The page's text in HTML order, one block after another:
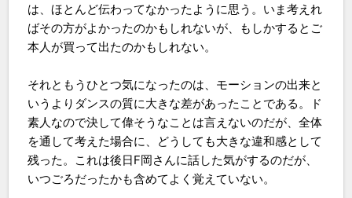
は、ほとんど伝わってなかったように思う。いま考えれ
ばその方がよかったのかもしれないが、もしかするとご
本人が買って出たのかもしれない。
それともうひとつ気になったのは、モーションの出来と
いうよりダンスの質に大きな差があったことである。ド
素人なので決して偉そうなことは言えないのだが、全体
を通して考えた場合に、どうしても大きな違和感として
残った。これは後日F岡さんに話した気がするのだが、
いつごろだったかも含めてよく覚えていない。